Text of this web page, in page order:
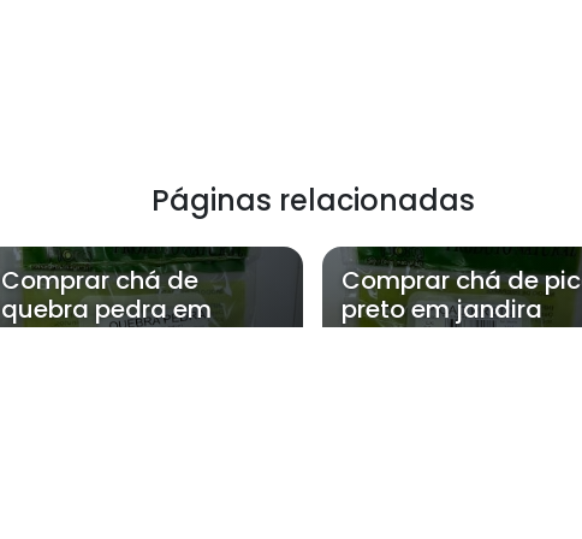
Páginas relacionadas
Comprar chá de
quebra pedra em
jandira
Comprar chá de
preto em jandira